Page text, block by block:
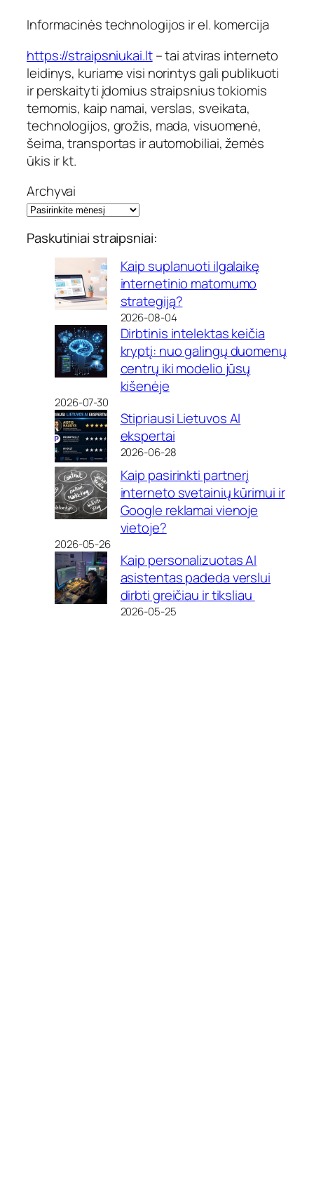
Informacinės technologijos ir el. komercija
https://straipsniukai.lt– tai atviras interneto
leidinys, kuriame visi norintys gali publikuoti
ir perskaityti įdomius straipsnius tokiomis
temomis, kaip namai, verslas, sveikata,
technologijos, grožis, mada, visuomenė,
šeima, transportas ir automobiliai, žemės
ūkis ir kt.
Archyvai
Paskutiniai straipsniai:
Kaip suplanuoti ilgalaikę
internetinio matomumo
strategiją?
2026-08-04
Dirbtinis intelektas keičia
kryptį: nuo galingų duomenų
centrų iki modelio jūsų
kišenėje
2026-07-30
Stipriausi Lietuvos AI
ekspertai
2026-06-28
Kaip pasirinkti partnerį
interneto svetainių kūrimui ir
Google reklamai vienoje
vietoje?
2026-05-26
Kaip personalizuotas AI
asistentas padeda verslui
dirbti greičiau ir tiksliau
2026-05-25